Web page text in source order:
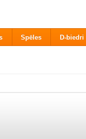
Spēles D-biedri